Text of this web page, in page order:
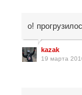
о!
kazak
19 марта